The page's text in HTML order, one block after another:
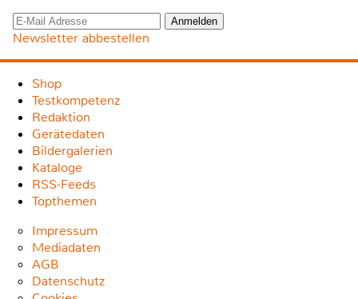
Newsletter abbestellen
Shop
Testkompetenz
Redaktion
Gerätedaten
Bildergalerien
Kataloge
RSS-Feeds
Topthemen
Impressum
Mediadaten
AGB
Datenschutz